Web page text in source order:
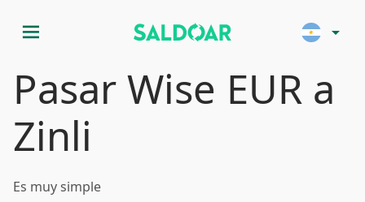
menu arrow_drop_down
Pasar Wise EUR a
Zinli
Es muy simple